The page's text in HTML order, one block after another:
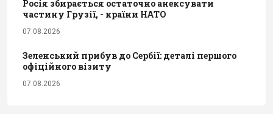
Росія збирається остаточно анексувати
частину Грузії, - країни НАТО
07.08.2026
Зеленський прибув до Сербії: деталі першого
офіційного візиту
07.08.2026